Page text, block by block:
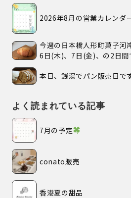
2026年8月の営業カレンダ
今週の日本橋人形町菓子河
6日(木)、7日(金)、の2日間
本日、銭湯でパン販売日で
よく読まれている記事
7月の予定
conato販売
香港夏の甜品